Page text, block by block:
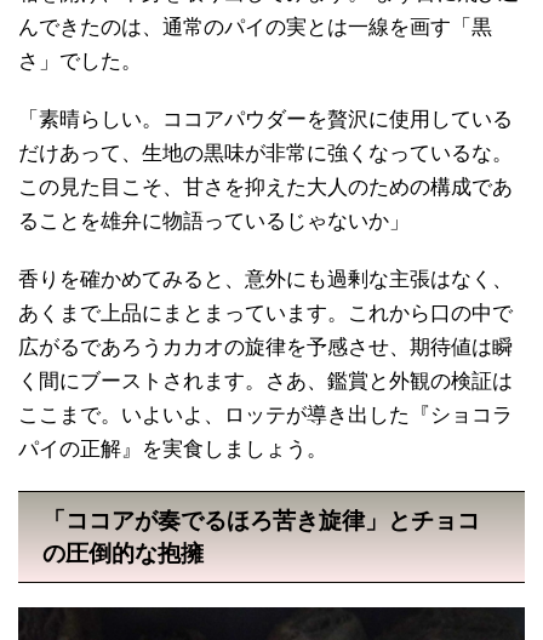
んできたのは、通常のパイの実とは一線を画す「黒
さ」でした。
「素晴らしい。ココアパウダーを贅沢に使用している
だけあって、生地の黒味が非常に強くなっているな。
この見た目こそ、甘さを抑えた大人のための構成であ
ることを雄弁に物語っているじゃないか」
香りを確かめてみると、意外にも過剰な主張はなく、
あくまで上品にまとまっています。これから口の中で
広がるであろうカカオの旋律を予感させ、期待値は瞬
く間にブーストされます。さあ、鑑賞と外観の検証は
ここまで。いよいよ、ロッテが導き出した『ショコラ
パイの正解』を実食しましょう。
「ココアが奏でるほろ苦き旋律」とチョコ
の圧倒的な抱擁